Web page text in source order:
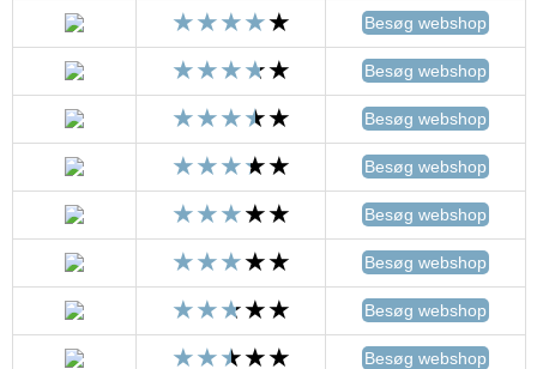
Besøg webshop
Besøg webshop
Besøg webshop
Besøg webshop
Besøg webshop
Besøg webshop
Besøg webshop
Besøg webshop